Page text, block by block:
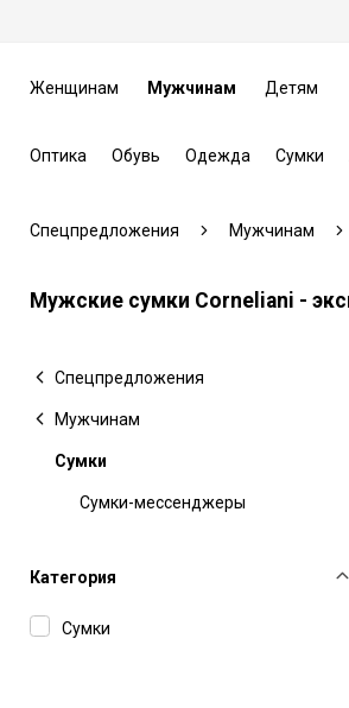
Женщинам Мужчинам Детям
Оптика Обувь Одежда Сумки
Спецпредложения Мужчинам
Мужские сумки Corneliani -
Спецпредложения
Мужчинам
Сумки
Сумки-мессенджеры
Категория
Сумки